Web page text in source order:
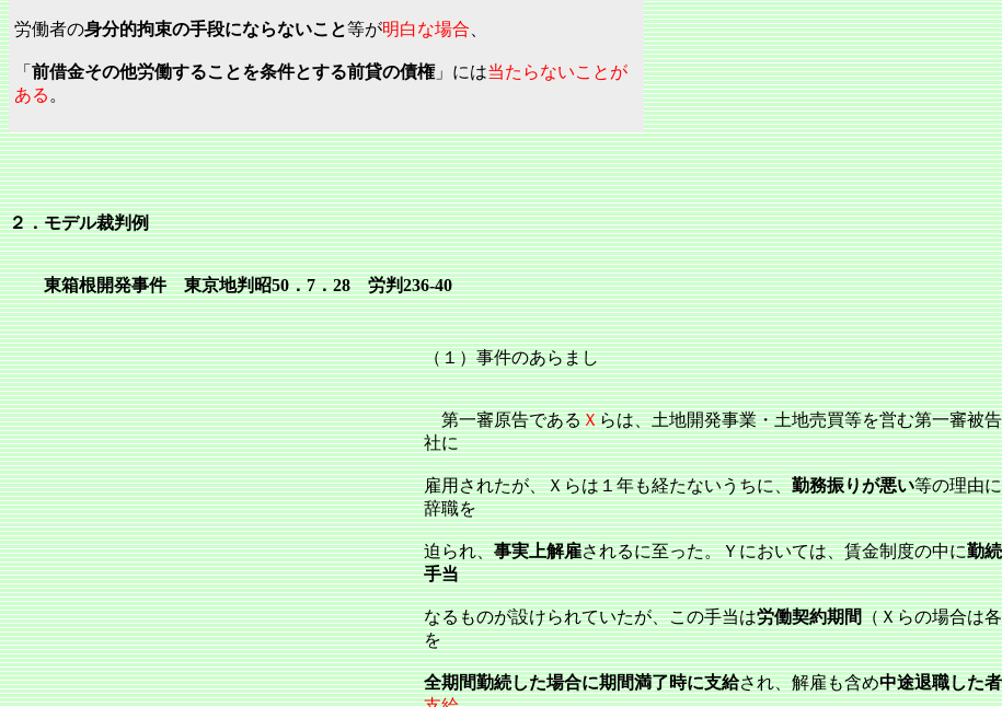
労働者の身分的拘束の手段にならないこと等が明白な場合
「 前借金その他労働することを条件とする前貸の債権」には当たらないことが
ある 。
２．モデル裁判例
東箱根開発事件 東京地判昭50．7．28 労判236‐40
（１）事件のあらまし
第一審原告であるＸらは、土地開発事業・土地売買等を営む第一審被告
社に
雇用されたが、Ｘらは１年も経たないうちに、勤務振りが悪い等の理由
辞職を
迫られ、事実上解雇されるに至った。Ｙにおいては、賃金制度の中に勤
手当
なるものが設けられていたが、この手当は労働契約期間（Ｘらの場合は
を
全期間勤続した場合に期間満了時に支給され、解雇も含め中途退職した